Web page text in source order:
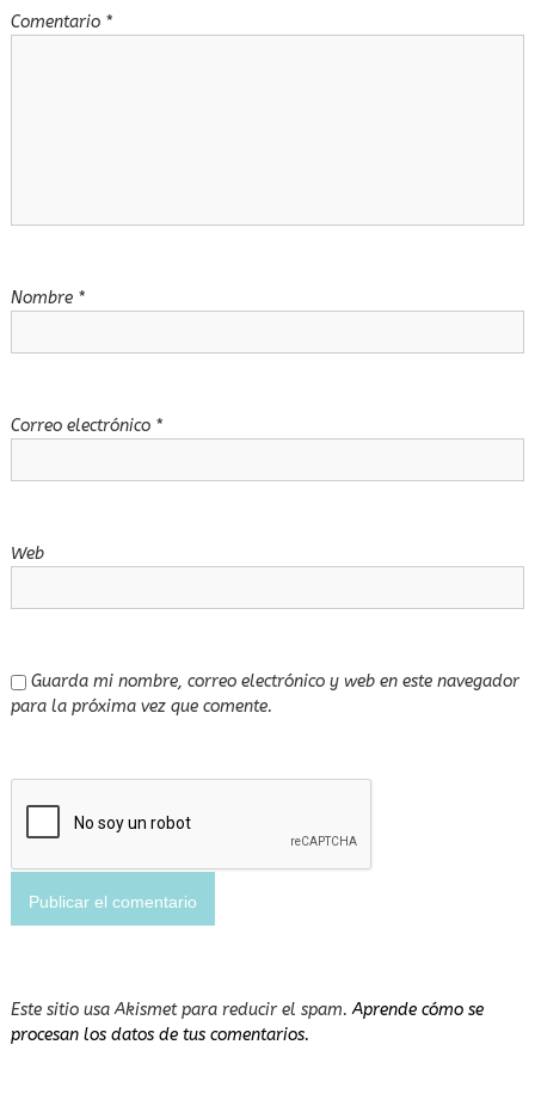
i
e
t
r
s
Comentario *
Nombre *
Correo electrónico *
Web
Guarda mi nombre, correo electrónico y web en este navegador
para la próxima vez que comente.
Este sitio usa Akismet para reducir el spam.Aprende cómo se
procesan los datos de tus comentarios.